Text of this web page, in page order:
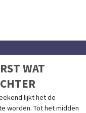
WAT
lijkt het de
worden. Tot het midden